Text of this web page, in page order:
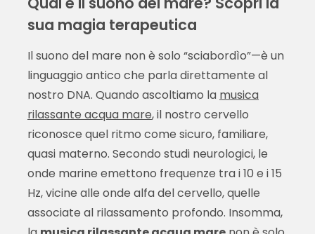
sua magia terapeutica
Il suono del mare non è solo “sciabordìo”—è un
linguaggio antico che parla direttamente al
nostro DNA. Quando ascoltiamo la musica
rilassante acqua mare, il nostro cervello
riconosce quel ritmo come sicuro, familiare,
quasi materno. Secondo studi neurologici, le
onde marine emettono frequenze tra i 10 e i 15
Hz, vicine alle onde alfa del cervello, quelle
associate al rilassamento profondo. Insomma,